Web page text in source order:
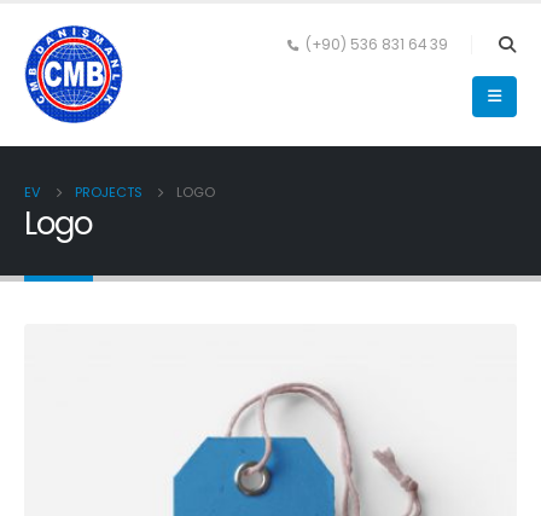
(+90) 536 831 64 39
EV PROJECTS LOGO
Logo